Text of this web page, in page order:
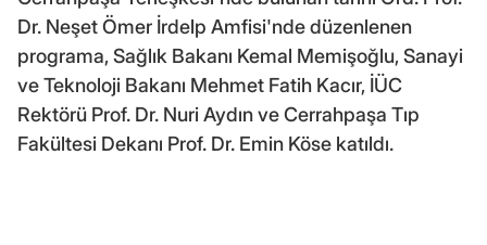
Dr. Neşet Ömer İrdelp Amfisi'nde düzenlenen
programa, Sağlık Bakanı Kemal Memişoğlu, Sanayi
ve Teknoloji Bakanı Mehmet Fatih Kacır, İÜC
Rektörü Prof. Dr. Nuri Aydın ve Cerrahpaşa Tıp
Fakültesi Dekanı Prof. Dr. Emin Köse katıldı.